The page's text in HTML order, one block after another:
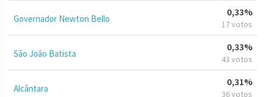
Governador Newton Bello
0,33%
17 votos
São João Batista
0,33%
43 votos
Alcântara
0,31%
36 votos